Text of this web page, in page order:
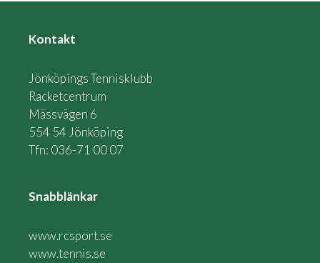
Kontakt
Jönköpings Tennisklubb
Racketcentrum
Mässvägen 6
554 54 Jönköping
Tfn: 036-71 00 07
Snabblänkar
www.rcsport.se
www.tennis.se